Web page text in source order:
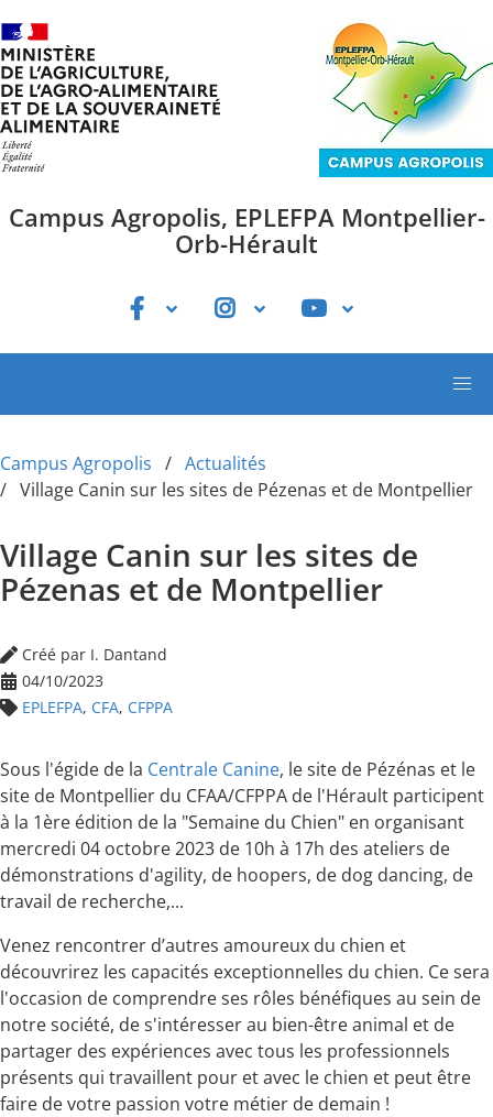
Campus Agropolis, EPLEFPA Montpellier-
Orb-Hérault
Campus Agropolis
Actualités
Village Canin sur les sites de Pézenas et de Montpellier
Village Canin sur les sites de
Pézenas et de Montpellier
Créé par I. Dantand
04/10/2023
EPLEFPA, CFA, CFPPA
Sous l'égide de la Centrale Canine, le site de Pézénas et le
site de Montpellier du CFAA/CFPPA de l'Hérault participent
à la 1ère édition de la "Semaine du Chien" en organisant
mercredi 04 octobre 2023 de 10h à 17h des ateliers de
démonstrations d'agility, de hoopers, de dog dancing, de
travail de recherche,...
Venez rencontrer d’autres amoureux du chien et
découvrirez les capacités exceptionnelles du chien. Ce sera
l'occasion de comprendre ses rôles bénéfiques au sein de
notre société, de s'intéresser au bien-être animal et de
partager des expériences avec tous les professionnels
présents qui travaillent pour et avec le chien et peut être
faire de votre passion votre métier de demain !